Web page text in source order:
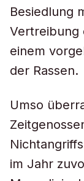
Besiedlung
Vertreibung
einem
der Rassen.
Umso
im Jahr